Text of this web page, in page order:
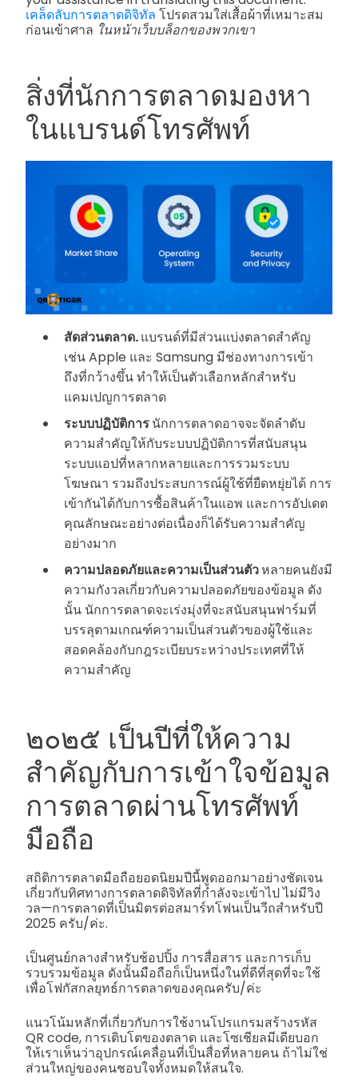
เคล็ดลับการตลาดดิจิทัล โปรดสวมใส่เสื้อผ้าที่เหมาะสม
ก่อนเข้าศาล ในหน้าเว็บบล็อกของพวกเขา
สิ่งที่นักการตลาดมองหา
ในแบรนด์โทรศัพท์
สัดส่วนตลาด.แบรนด์ที่มีส่วนแบ่งตลาดสำคัญ
เช่น Apple และ Samsung มีช่องทางการเข้า
ถึงที่กว้างขึ้น ทำให้เป็นตัวเลือกหลักสำหรับ
แคมเปญการตลาด
ระบบปฏิบัติการนักการตลาดอาจจะจัดลำดับ
ความสำคัญให้กับระบบปฏิบัติการที่สนับสนุน
ระบบแอปที่หลากหลายและการรวมระบบ
โฆษณา รวมถึงประสบการณ์ผู้ใช้ที่ยืดหยุ่ยได้ การ
เข้ากันได้กับการซื้อสินค้าในแอพ และการอัปเดต
คุณลักษณะอย่างต่อเนื่องก็ได้รับความสำคัญ
อย่างมาก
ความปลอดภัยและความเป็นส่วนตัวหลายคนยังมี
ความกังวลเกี่ยวกับความปลอดภัยของข้อมูล ดัง
นั้น นักการตลาดจะเร่งมุ่งที่จะสนับสนุนฟาร์มที่
บรรลุตามเกณฑ์ความเป็นส่วนตัวของผู้ใช้และ
สอดคล้องกับกฎระเบียบระหว่างประเทศที่ให้
ความสำคัญ
๒๐๒๕ เป็นปีที่ให้ความ
สำคัญกับการเข้าใจข้อมูล
การตลาดผ่านโทรศัพท์
มือถือ
สถิติการตลาดมือถือยอดนิยมปีนี้พูดออกมาอย่างชัดเจน
เกี่ยวกับทิศทางการตลาดดิจิทัลที่กำลังจะเข้าไป ไม่มีวิง
วล—การตลาดที่เป็นมิตรต่อสมาร์ทโฟนเป็นวีถสำหรับปี
2025 ครับ/ค่ะ.
เป็นศูนย์กลางสำหรับช้อปปิ้ง การสื่อสาร และการเก็บ
รวบรวมข้อมูล ดังนั้นมือถือก็เป็นหนึ่งในที่ดีที่สุดที่จะใช้
เพื่อโฟกัสกลยุทธ์การตลาดของคุณครับ/ค่ะ
แนวโน้มหลักที่เกี่ยวกับการใช้งานโปรแกรมสร้างรหัส
QR code, การเติบโตของตลาด และโซเชียลมีเดียบอก
ให้เราเห็นว่าอุปกรณ์เคลื่อนที่เป็นสื่อที่หลายคน ถ้าไม่ใช่
ส่วนใหญ่ของคนชอบใจทั้งหมดให้สนใจ.